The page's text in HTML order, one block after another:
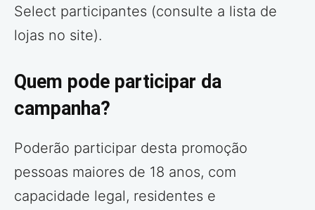
Select participantes (consulte a lista de
lojas no site).
Quem pode participar da
campanha?
Poderão participar desta promoção
pessoas maiores de 18 anos, com
capacidade legal, residentes e